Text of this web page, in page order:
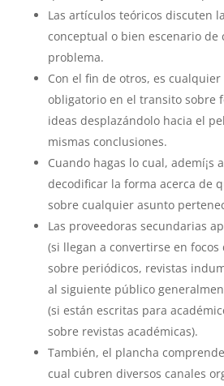
Las artículos teóricos discuten
conceptual o bien escenario
problema.
Con el fin de otros, es
obligatorio en el transito sobre
ideas desplazándolo hacia el
mismas conclusiones.
Cuando hagas lo cual, ademí¡s
decodificar la forma acerca de
sobre cualquier asunto
Las proveedoras secundarias
(si llegan a convertirse en
sobre periódicos, revistas
al siguiente público
(si están escritas para
sobre revistas académicas).
También, el plancha
cual cubren diversos canales